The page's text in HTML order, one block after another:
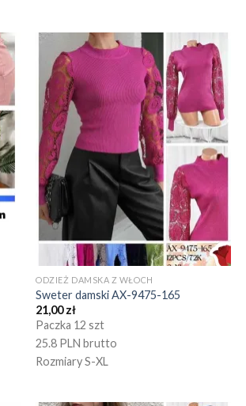
ODZIEŻ DAMSKA Z WŁOCH
Sweter damski AX-9475-165
21,00zł
Paczka 12 szt
25.8 PLN brutto
Rozmiary S-XL